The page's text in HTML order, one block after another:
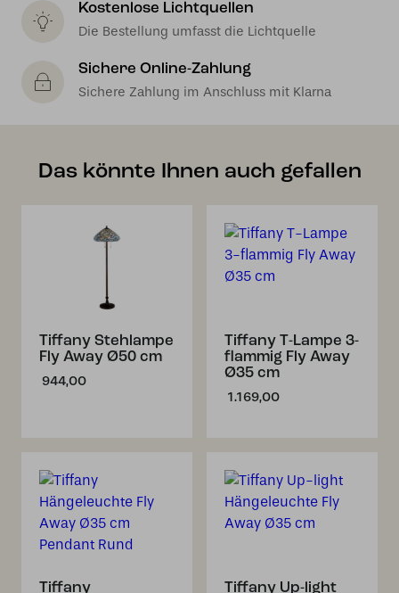
Kostenlose Lichtquellen
Die Bestellung umfasst die Lichtquelle
Sichere Online-Zahlung
Sichere Zahlung im Anschluss mit Klarna
Das könnte Ihnen auch gefallen
Tiffany Stehlampe
Fly Away Ø50 cm
944,00
Tiffany T-Lampe 3-
flammig Fly Away
Ø35 cm
1.169,00
Tiffany Tiffany Up-light